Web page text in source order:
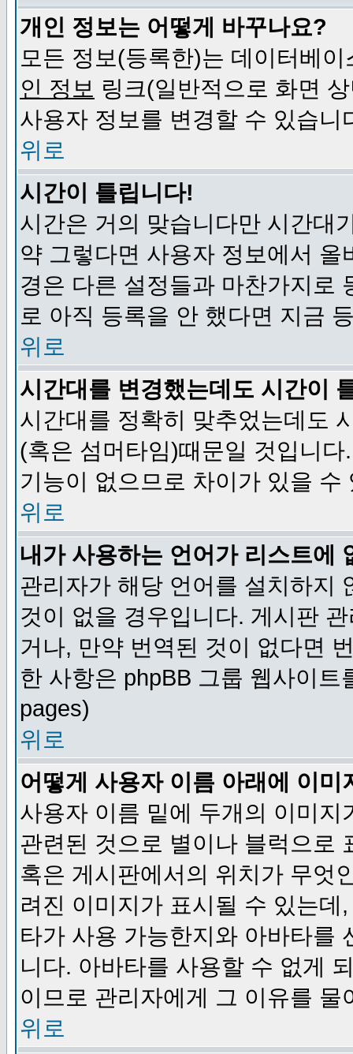
개인 정보는 어떻게 바꾸나요?
모든 정보(등록한)는 데이터베
인 정보 링크(일반적으로 화면
사용자 정보를 변경할 수 있습니
위로
시간이 틀립니다!
시간은 거의 맞습니다만 시간대
약 그렇다면 사용자 정보에서
경은 다른 설정들과 마찬가지로
로 아직 등록을 안 했다면 지금
위로
시간대를 변경했는데도 시간이
시간대를 정확히 맞추었는데도
(혹은 섬머타임)때문일 것입니
기능이 없으므로 차이가 있을 수
위로
내가 사용하는 언어가 리스트에
관리자가 해당 언어를 설치하지
것이 없을 경우입니다. 게시판
거나, 만약 번역된 것이 없다면
한 사항은 phpBB 그룹 웹사이
pages)
위로
어떻게 사용자 이름 아래에 이미
사용자 이름 밑에 두개의 이미
관련된 것으로 별이나 블럭으로
혹은 게시판에서의 위치가 무엇
려진 이미지가 표시될 수 있는
타가 사용 가능한지와 아바타를
니다. 아바타를 사용할 수 없게
이므로 관리자에게 그 이유를 물
위로